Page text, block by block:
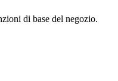
di base del negozio.